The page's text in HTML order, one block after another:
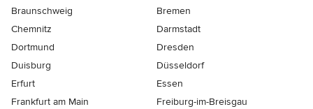
Braunschweig
Bremen
Chemnitz
Darmstadt
Dortmund
Dresden
Duisburg
Düsseldorf
Erfurt
Essen
Frankfurt am Main
Freiburg-im-Breisgau